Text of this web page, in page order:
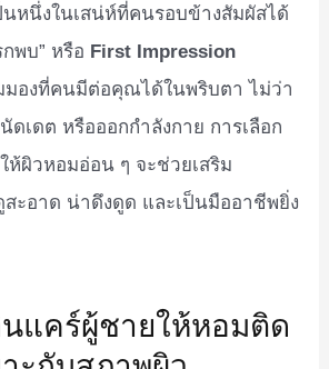
นหนึ่งในเสน่ห์ที่คนรอบข้างสัมผัสได้
พบ” หรือ First Impression
มองที่คนมีต่อคุณได้ในพริบตา ไม่ว่า
ดเดต หรือออกกำลังกาย การเลือก
ผิวหอมอ่อน ๆ จะช่วยเสริม
ะอาด น่าดึงดูด และเป็นมืออาชีพยิ่ง
แคร์ผู้ชายให้หอมติด